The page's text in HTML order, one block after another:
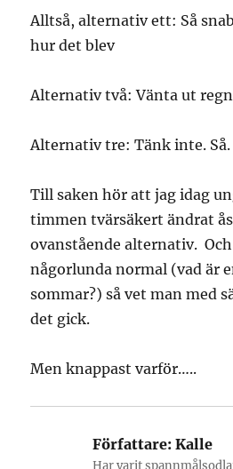
Alltså, alternativ ett: Så
hur det blev
Alternativ två: Vänta ut
Alternativ tre: Tänk inte. Så.
Till saken hör att jag idag
timmen tvärsäkert ändrat
ovanstående alternativ.
någorlunda normal (vad är
sommar?) så vet man med
det gick.
Men knappast varför…..
Författare: Kalle